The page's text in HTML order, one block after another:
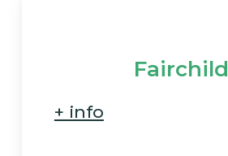
Fairchild
+ info